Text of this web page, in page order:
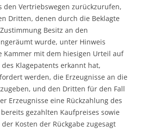
den Vertriebswegen zurückzurufen,
Dritten, denen durch die Beklagte
Besitz an den
wurde, unter Hinweis
Kammer mit dem hiesigen Urteil auf
Klagepatents erkannt hat,
werden, die Erzeugnisse an die
und den Dritten für den Fall
Erzeugnisse eine Rückzahlung des
gezahlten Kaufpreises sowie
Kosten der Rückgabe zugesagt